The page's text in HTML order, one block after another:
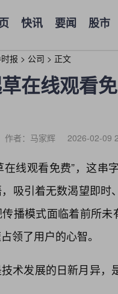
快讯 要闻 股市
报 > 公司 > 正文
在线观看
作者：马家辉 2026-02-09
在线观看免费”，这
吸引着无数渴望即
播模式面临着前所
领了用户的心智。
术发展的日新月异